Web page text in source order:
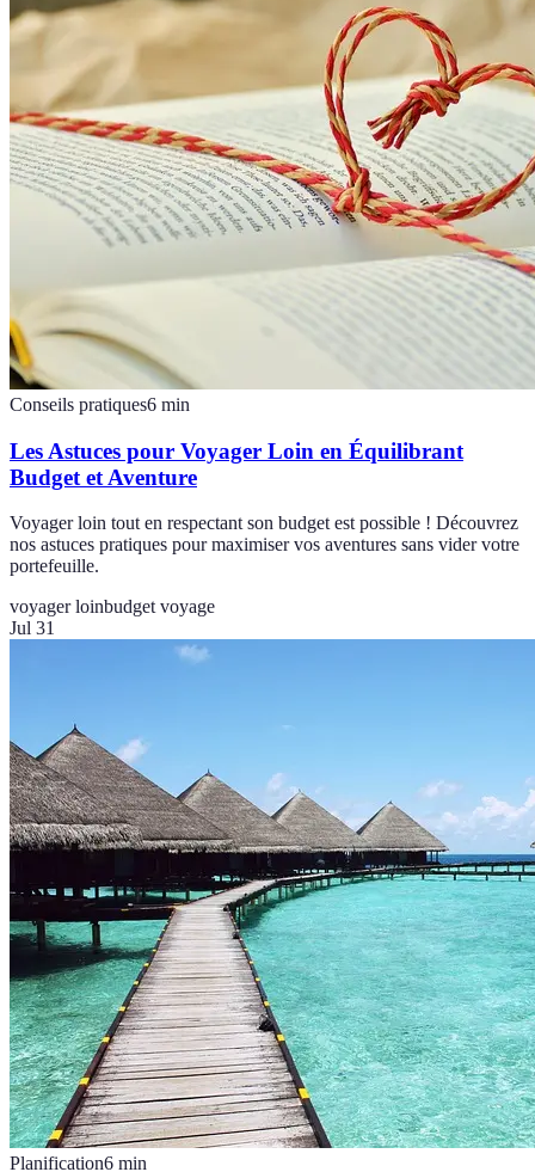
Conseils pratiques6 min
Les Astuces pour Voyager Loin en Équilibrant
Budget et Aventure
Voyager loin tout en respectant son budget est possible ! Découvrez
nos astuces pratiques pour maximiser vos aventures sans vider votre
portefeuille.
voyager loinbudget voyage
Jul 31
Planification6 min